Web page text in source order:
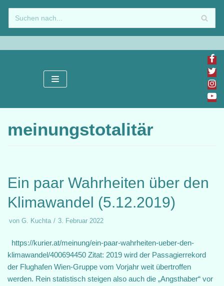
Zum
Inhalt
springen
meinungstotalitär
Ein paar Wahrheiten über den
Klimawandel (5.12.2019)
von G. Kuchta 3. Februar 2022
https://kurier.at/meinung/ein-paar-wahrheiten-ueber-den-
klimawandel/400694450 Zitat: 2019 wird der Passagierrekord
der Flughafen Wien-Gruppe vom Vorjahr weit übertroffen
werden. Rein statistisch steigen also auch die „Angsthaber“ vor